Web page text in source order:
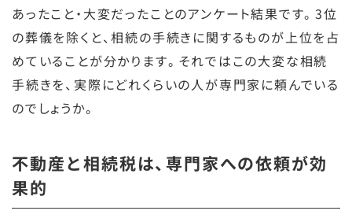
あったこと・大変だったことのアンケート結果です。3位
の葬儀を除くと、相続の手続きに関するものが上位を占
めていることが分かります。それではこの大変な相続
手続きを、実際にどれくらいの人が専門家に頼んでいる
のでしょうか。
不動産と相続税は、専門家への依頼が効
果的